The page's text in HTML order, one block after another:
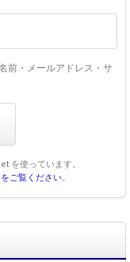
前・メールアドレス・サ
を使っています。
ご覧ください。